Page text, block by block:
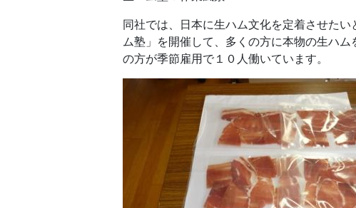
同社では、日本に生ハム文化を定着させた
ム塾」を開催して、多くの方に本物の生ハ
の方が季節雇用で１０人働いています。